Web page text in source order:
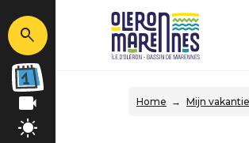
Home Mijn